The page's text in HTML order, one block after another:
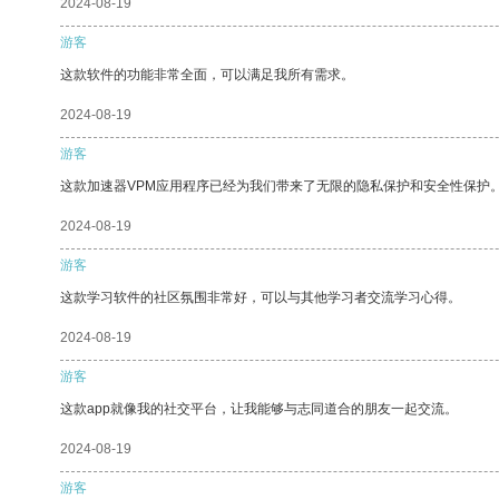
2024-08-19
游客
这款软件的功能非常全面，可以满足我所有需求。
2024-08-19
游客
这款加速器VPM应用程序已经为我们带来了无限的隐私保护和安全性保护
2024-08-19
游客
这款学习软件的社区氛围非常好，可以与其他学习者交流学习心得。
2024-08-19
游客
这款app就像我的社交平台，让我能够与志同道合的朋友一起交流。
2024-08-19
游客